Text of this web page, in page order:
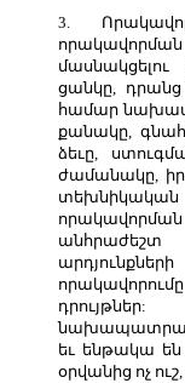
3.
ցանկը,
համար
քանակը,
ձեւը,
ժամանակը,
եւ ենթակա
օրվանից ոչ